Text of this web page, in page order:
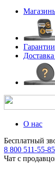
Гарантии
О нас
Бесплатный
8 800 511-55-85
Чат с